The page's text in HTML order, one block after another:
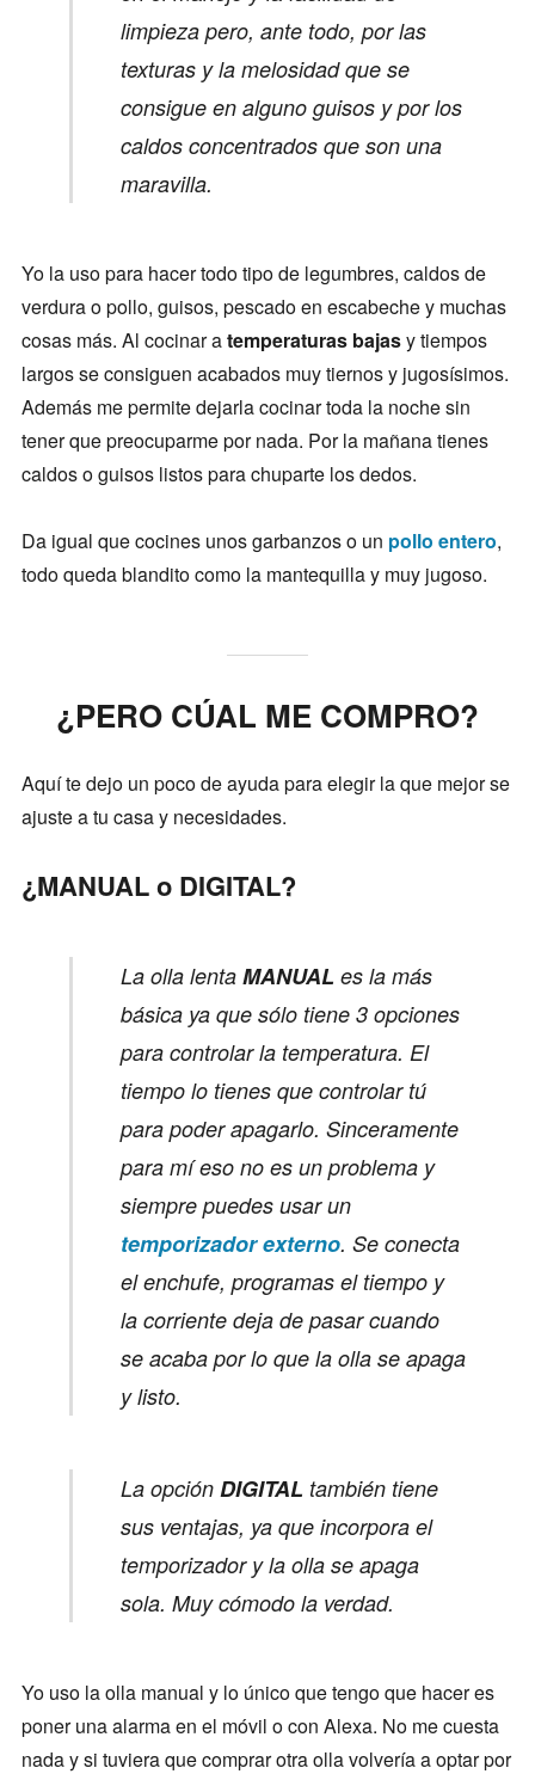
limpieza pero, ante todo, por las
texturas y la melosidad que se
consigue en alguno guisos y por los
caldos concentrados que son una
maravilla.
Yo la uso para hacer todo tipo de legumbres, caldos de
verdura o pollo, guisos, pescado en escabeche y muchas
cosas más. Al cocinar atemperaturas bajasy tiempos
largos se consiguen acabados muy tiernos y jugosísimos.
Además me permite dejarla cocinar toda la noche sin
tener que preocuparme por nada. Por la mañana tienes
caldos o guisos listos para chuparte los dedos.
Da igual que cocines unos garbanzos o un pollo entero,
todo queda blandito como la mantequilla y muy jugoso.
¿PERO CÚAL ME COMPRO?
Aquí te dejo un poco de ayuda para elegir la que mejor se
ajuste a tu casa y necesidades.
¿MANUAL o DIGITAL?
La olla lenta MANUAL es la más
básica ya que sólo tiene 3 opciones
para controlar la temperatura. El
tiempo lo tienes que controlar tú
para poder apagarlo. Sinceramente
para mí eso no es un problema y
siempre puedes usar un
temporizador externo. Se conecta
el enchufe, programas el tiempo y
la corriente deja de pasar cuando
se acaba por lo que la olla se apaga
y listo.
La opción DIGITAL también tiene
sus ventajas, ya que incorpora el
temporizador y la olla se apaga
sola. Muy cómodo la verdad.
Yo uso la olla manual y lo único que tengo que hacer es
poner una alarma en el móvil o con Alexa. No me cuesta
nada y si tuviera que comprar otra olla volvería a optar por